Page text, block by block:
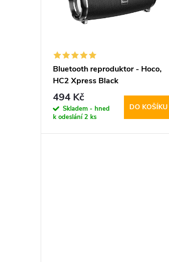
t
d
Bluetooth reproduktor - Hoco,
HC2 Xpress Black
494 Kč
Skladem - hned
k odeslání2 ks
DO KOŠÍKU